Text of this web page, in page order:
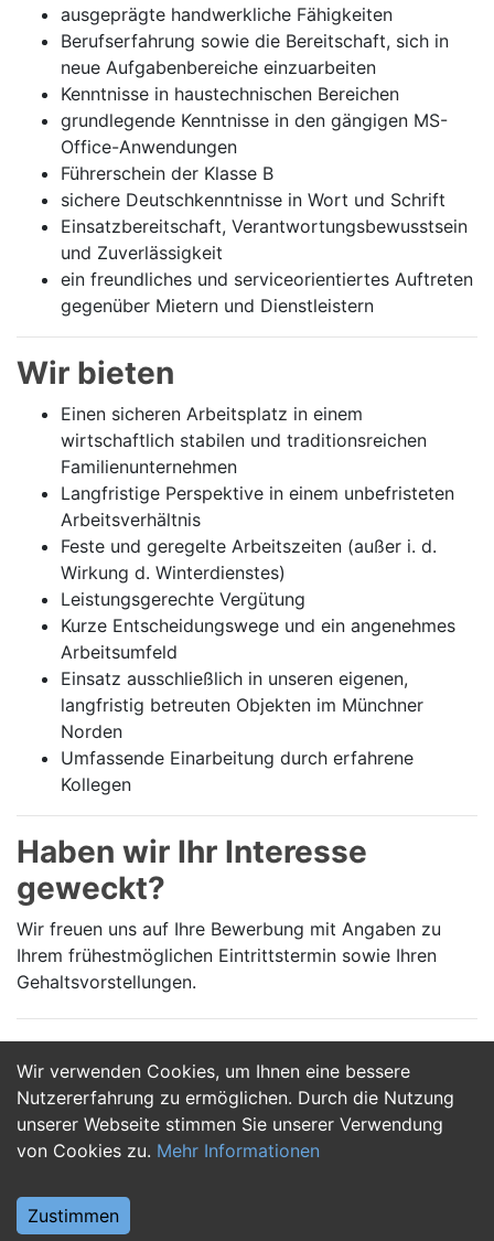
Wir verwenden Cookies, um Ihnen eine bessere
Nutzererfahrung zu ermöglichen. Durch die Nutzung
unserer Webseite stimmen Sie unserer Verwendung
von Cookies zu. Mehr Informationen
Zustimmen
ausgeprägte handwerkliche Fähigkeiten
Berufserfahrung sowie die Bereitschaft, sich in
neue Aufgabenbereiche einzuarbeiten
Kenntnisse in haustechnischen Bereichen
grundlegende Kenntnisse in den gängigen MS-
Office-Anwendungen
Führerschein der Klasse B
sichere Deutschkenntnisse in Wort und Schrift
Einsatzbereitschaft, Verantwortungsbewusstsein
und Zuverlässigkeit
ein freundliches und serviceorientiertes Auftreten
gegenüber Mietern und Dienstleistern
Wir bieten
Einen sicheren Arbeitsplatz in einem
wirtschaftlich stabilen und traditionsreichen
Familienunternehmen
Langfristige Perspektive in einem unbefristeten
Arbeitsverhältnis
Feste und geregelte Arbeitszeiten (außer i. d.
Wirkung d. Winterdienstes)
Leistungsgerechte Vergütung
Kurze Entscheidungswege und ein angenehmes
Arbeitsumfeld
Einsatz ausschließlich in unseren eigenen,
langfristig betreuten Objekten im Münchner
Norden
Umfassende Einarbeitung durch erfahrene
Kollegen
Haben wir Ihr Interesse
geweckt?
Wir freuen uns auf Ihre Bewerbung mit Angaben zu
Ihrem frühestmöglichen Eintrittstermin sowie Ihren
Gehaltsvorstellungen.
Jetzt Bewerben